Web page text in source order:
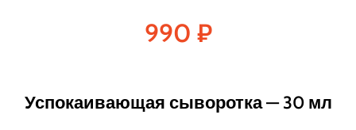
990 ₽
Успокаивающая сыворотка — 30 мл